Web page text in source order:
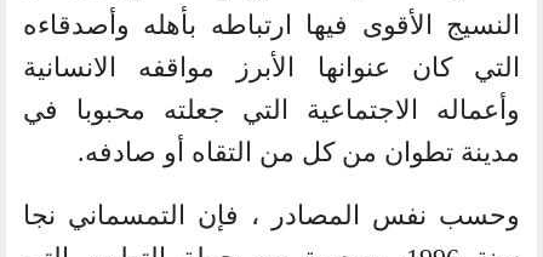
النسيج الأقوى فيها ارتباطه بأهله وأصدقاءه
التي كان عنوانها الأبرز مواقفه الانسانية
وأعماله الاجتماعية التي جعلته محبوبا في
مدينة تطوان من كل من التقاه أو صادفه.
وحسب نفس المصادر ، فإن التمسماني نجا